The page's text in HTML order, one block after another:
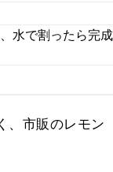
水で割ったら完成
、市販のレモン